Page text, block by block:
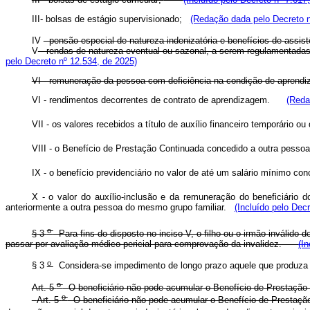
III- bolsas de estágio supervisionado; (Redação dada pelo Decreto
IV- pensão especial de natureza indenizatória e benefícios de
V- rendas de natureza eventual ou sazonal, a serem
pelo Decreto nº 12.534, de 2025)
VI - remuneração da pessoa com deficiência na condição de
VI - rendimentos decorrentes de contrato de aprendizagem.
VII - os valores recebidos a título de auxílio financeiro temporário
VIII - o Benefício de Prestação Continuada concedido a outra
IX - o benefício previdenciário no valor de até um salário mínimo
X - o valor do auxílio-inclusão e da remuneração do beneficiário
anteriormente a outra pessoa do mesmo grupo familiar. (Incluído pelo
§ 3oPara fins do disposto no inciso V, o filho ou o irmão inválido
passar por avaliação médico pericial para comprovação da invalidez.
§ 3o Considera-se impedimento de longo prazo aquele que
Art. 5oO beneficiário não pode acumular o Benefício de
Art. 5oO beneficiário não pode acumular o Benefício de